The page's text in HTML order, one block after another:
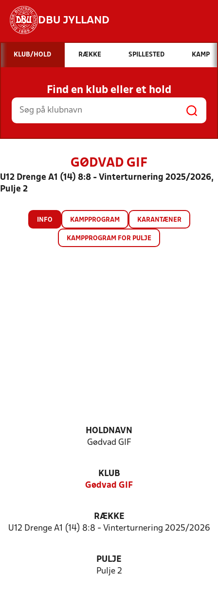
DBU JYLLAND
Hvad vil du søge efter?
INDHOLD OG NYHEDER
STILLINGER, RESULTATER, KLUBBER OG
HOLD
KLUB/HOLD RÆKKE SPILLESTED KAMP
Find en klub eller et hold
GØDVAD GIF
U12 Drenge A1 (14) 8:8 - Vinterturnering 2025/2026,
Pulje 2
INFO KAMPPROGRAM KARANTÆNER
KAMPPROGRAM FOR PULJE
HOLDNAVN
Gødvad GIF
KLUB
Gødvad GIF
RÆKKE
U12 Drenge A1 (14) 8:8 - Vinterturnering 2025/2026
PULJE
Pulje 2